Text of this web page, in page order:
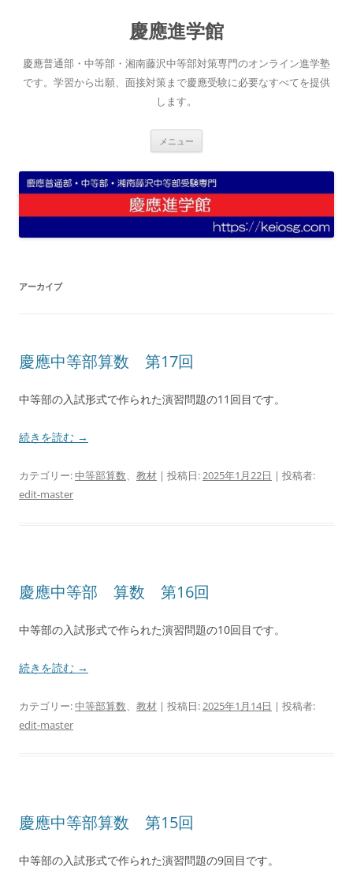
へ
ス
キ
慶應進学館
慶應普通部・中等部・湘南藤沢中等部対策専門のオンライン進学塾
です。学習から出願、面接対策まで慶應受験に必要なすべてを提供
します。
メニュー
アーカイブ
慶應中等部算数 第17回
中等部の入試形式で作られた演習問題の11回目です。
続きを読む →
カテゴリー:中等部算数、 教材 | 投稿日:2025年1月22日 | 投稿者:
edit-master
慶應中等部 算数 第16回
中等部の入試形式で作られた演習問題の10回目です。
続きを読む →
カテゴリー:中等部算数、 教材 | 投稿日:2025年1月14日 | 投稿者:
edit-master
慶應中等部算数 第15回
中等部の入試形式で作られた演習問題の9回目です。